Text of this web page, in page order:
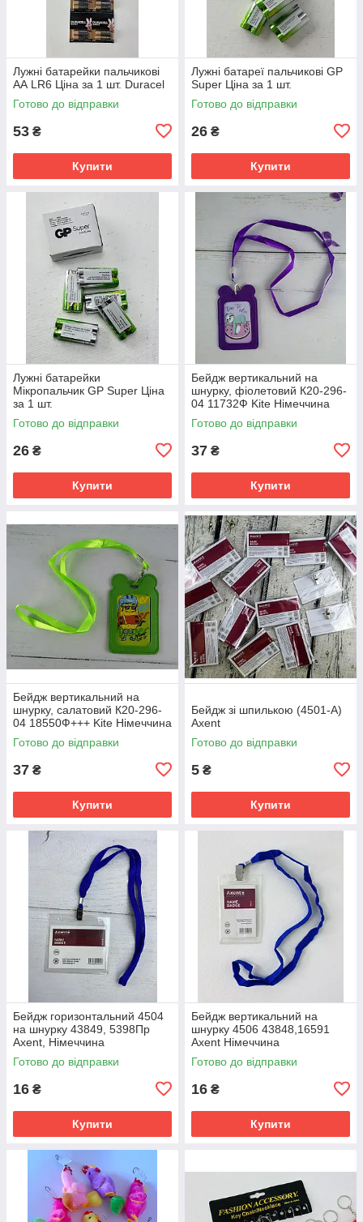
Лужні батарейки пальчикові
АА LR6 Ціна за 1 шт. Duracel
Готово до відправки
53 ₴
Купити
Лужні батареї пальчикові GP
Super Ціна за 1 шт.
Готово до відправки
26 ₴
Купити
Лужні батарейки
Мікропальчик GP Super Ціна
за 1 шт.
Готово до відправки
26 ₴
Купити
Бейдж вертикальний на
шнурку, фіолетовий К20-296-
04 11732Ф Kite Німеччина
Готово до відправки
37 ₴
Купити
Бейдж вертикальний на
шнурку, салатовий К20-296-
04 18550Ф+++ Kite Німеччина
Готово до відправки
37 ₴
Купити
Бейдж зі шпилькою (4501-А)
Axent
Готово до відправки
5 ₴
Купити
Бейдж горизонтальний 4504
на шнурку 43849, 5398Пр
Axent, Німеччина
Готово до відправки
16 ₴
Купити
Бейдж вертикальний на
шнурку 4506 43848,16591
Axent Німеччина
Готово до відправки
16 ₴
Купити